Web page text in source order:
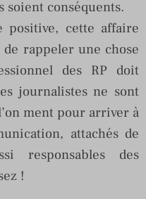
soient conséquents.
cette affaire
rappeler une chose
des RP doit
journalistes ne sont
ment pour arriver à
attachés de
responsables des
!